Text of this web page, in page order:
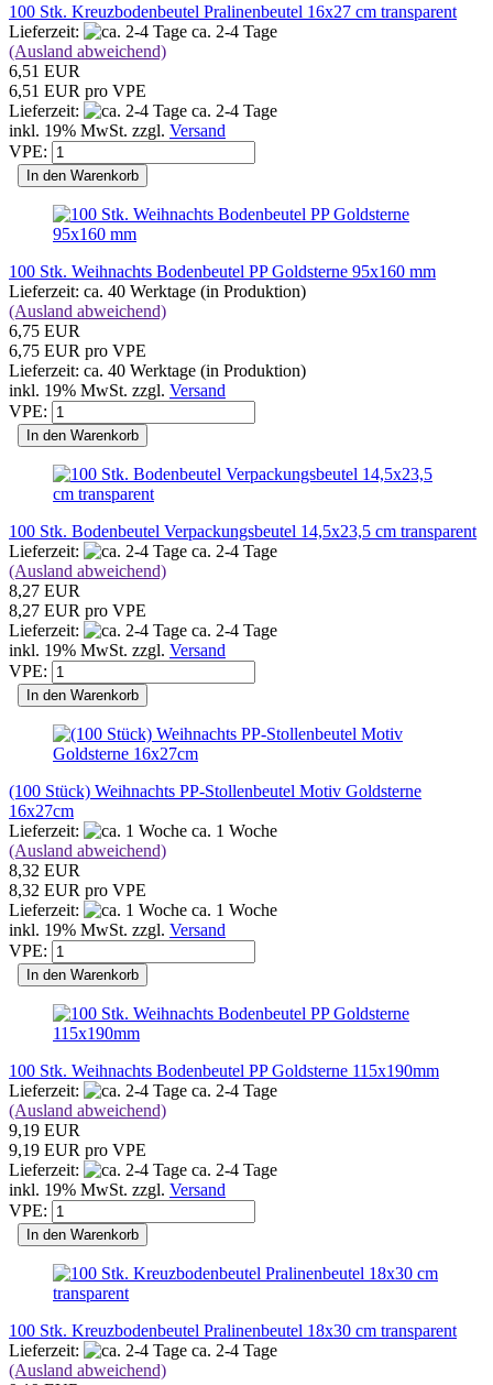
100 Stk. Kreuzbodenbeutel Pralinenbeutel 16x27 cm transparent
Lieferzeit:
ca. 2-4 Tage
(Ausland abweichend)
6,51 EUR
6,51 EUR pro VPE
Lieferzeit:
ca. 2-4 Tage
inkl. 19% MwSt. zzgl. Versand
VPE:
In den Warenkorb
100 Stk. Weihnachts Bodenbeutel PP Goldsterne 95x160 mm
Lieferzeit: ca. 40 Werktage (in Produktion)
(Ausland abweichend)
6,75 EUR
6,75 EUR pro VPE
Lieferzeit: ca. 40 Werktage (in Produktion)
inkl. 19% MwSt. zzgl. Versand
VPE:
In den Warenkorb
100 Stk. Bodenbeutel Verpackungsbeutel 14,5x23,5 cm transparent
Lieferzeit:
ca. 2-4 Tage
(Ausland abweichend)
8,27 EUR
8,27 EUR pro VPE
Lieferzeit:
ca. 2-4 Tage
inkl. 19% MwSt. zzgl. Versand
VPE:
In den Warenkorb
(100 Stück) Weihnachts PP-Stollenbeutel Motiv Goldsterne
16x27cm
Lieferzeit:
ca. 1 Woche
(Ausland abweichend)
8,32 EUR
8,32 EUR pro VPE
Lieferzeit:
ca. 1 Woche
inkl. 19% MwSt. zzgl. Versand
VPE:
In den Warenkorb
100 Stk. Weihnachts Bodenbeutel PP Goldsterne 115x190mm
Lieferzeit:
ca. 2-4 Tage
(Ausland abweichend)
9,19 EUR
9,19 EUR pro VPE
Lieferzeit:
ca. 2-4 Tage
inkl. 19% MwSt. zzgl. Versand
VPE:
In den Warenkorb
100 Stk. Kreuzbodenbeutel Pralinenbeutel 18x30 cm transparent
Lieferzeit:
ca. 2-4 Tage
(Ausland abweichend)